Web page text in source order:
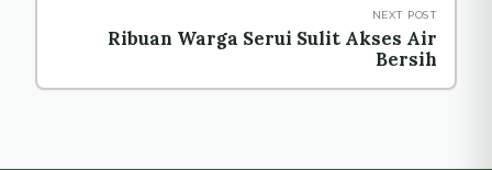
NEXT POST
Ribuan Warga Serui Sulit Akses Air
Bersih